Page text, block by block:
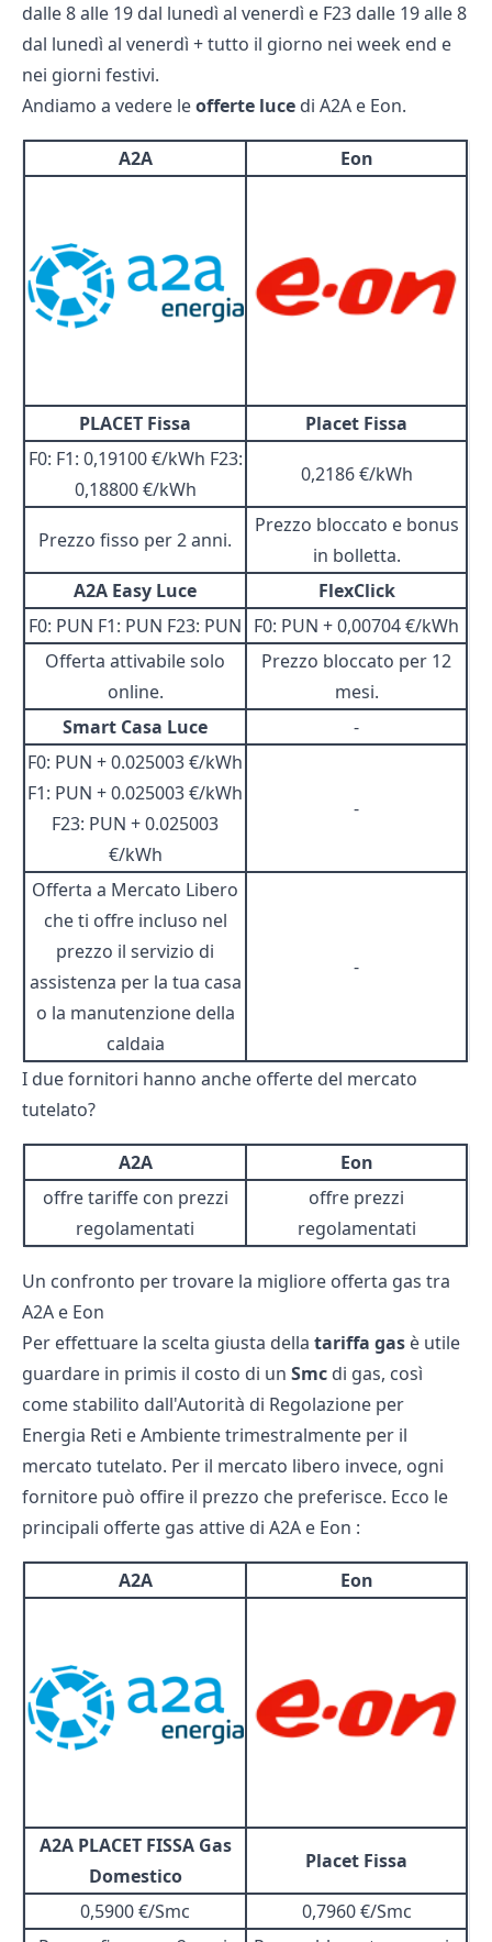
dalle 8 alle 19 dal lunedì al venerdì e F23 dalle 19 alle 8
dal lunedì al venerdì + tutto il giorno nei week end e
nei giorni festivi.
Andiamo a vedere leofferte luce di A2A e Eon.
A2A Eon
PLACET Fissa
Placet Fissa
F0: F1: 0,19100 €/kWh F23:
0,18800 €/kWh
0,2186 €/kWh
Prezzo fisso per 2 anni.
Prezzo bloccato e bonus
in bolletta.
A2A Easy Luce
FlexClick
F0: PUN F1: PUN F23: PUN F0: PUN + 0,00704 €/kWh
Offerta attivabile solo
online.
Prezzo bloccato per 12
mesi.
Smart Casa Luce
-
F0: PUN + 0.025003 €/kWh
F1: PUN + 0.025003 €/kWh
F23: PUN + 0.025003
€/kWh
-
Offerta a Mercato Libero
che ti offre incluso nel
prezzo il servizio di
assistenza per la tua casa
o la manutenzione della
caldaia
-
I due fornitori hanno anche offerte del mercato
tutelato?
A2A
Eon
offre tariffe con prezzi
regolamentati
offre prezzi
regolamentati
Un confronto per trovare la migliore offerta gas tra
A2A e Eon
Per effettuare la scelta giusta della tariffa gas è utile
guardare in primis il costo di un Smc di gas, così
come stabilito dall'Autorità di Regolazione per
Energia Reti e Ambiente trimestralmente per il
mercato tutelato. Per il mercato libero invece, ogni
fornitore può offire il prezzo che preferisce. Ecco le
principali offerte gas attive di A2A e Eon :
A2A Eon
A2A PLACET FISSA Gas
Domestico
Placet Fissa
0,5900 €/Smc
0,7960 €/Smc